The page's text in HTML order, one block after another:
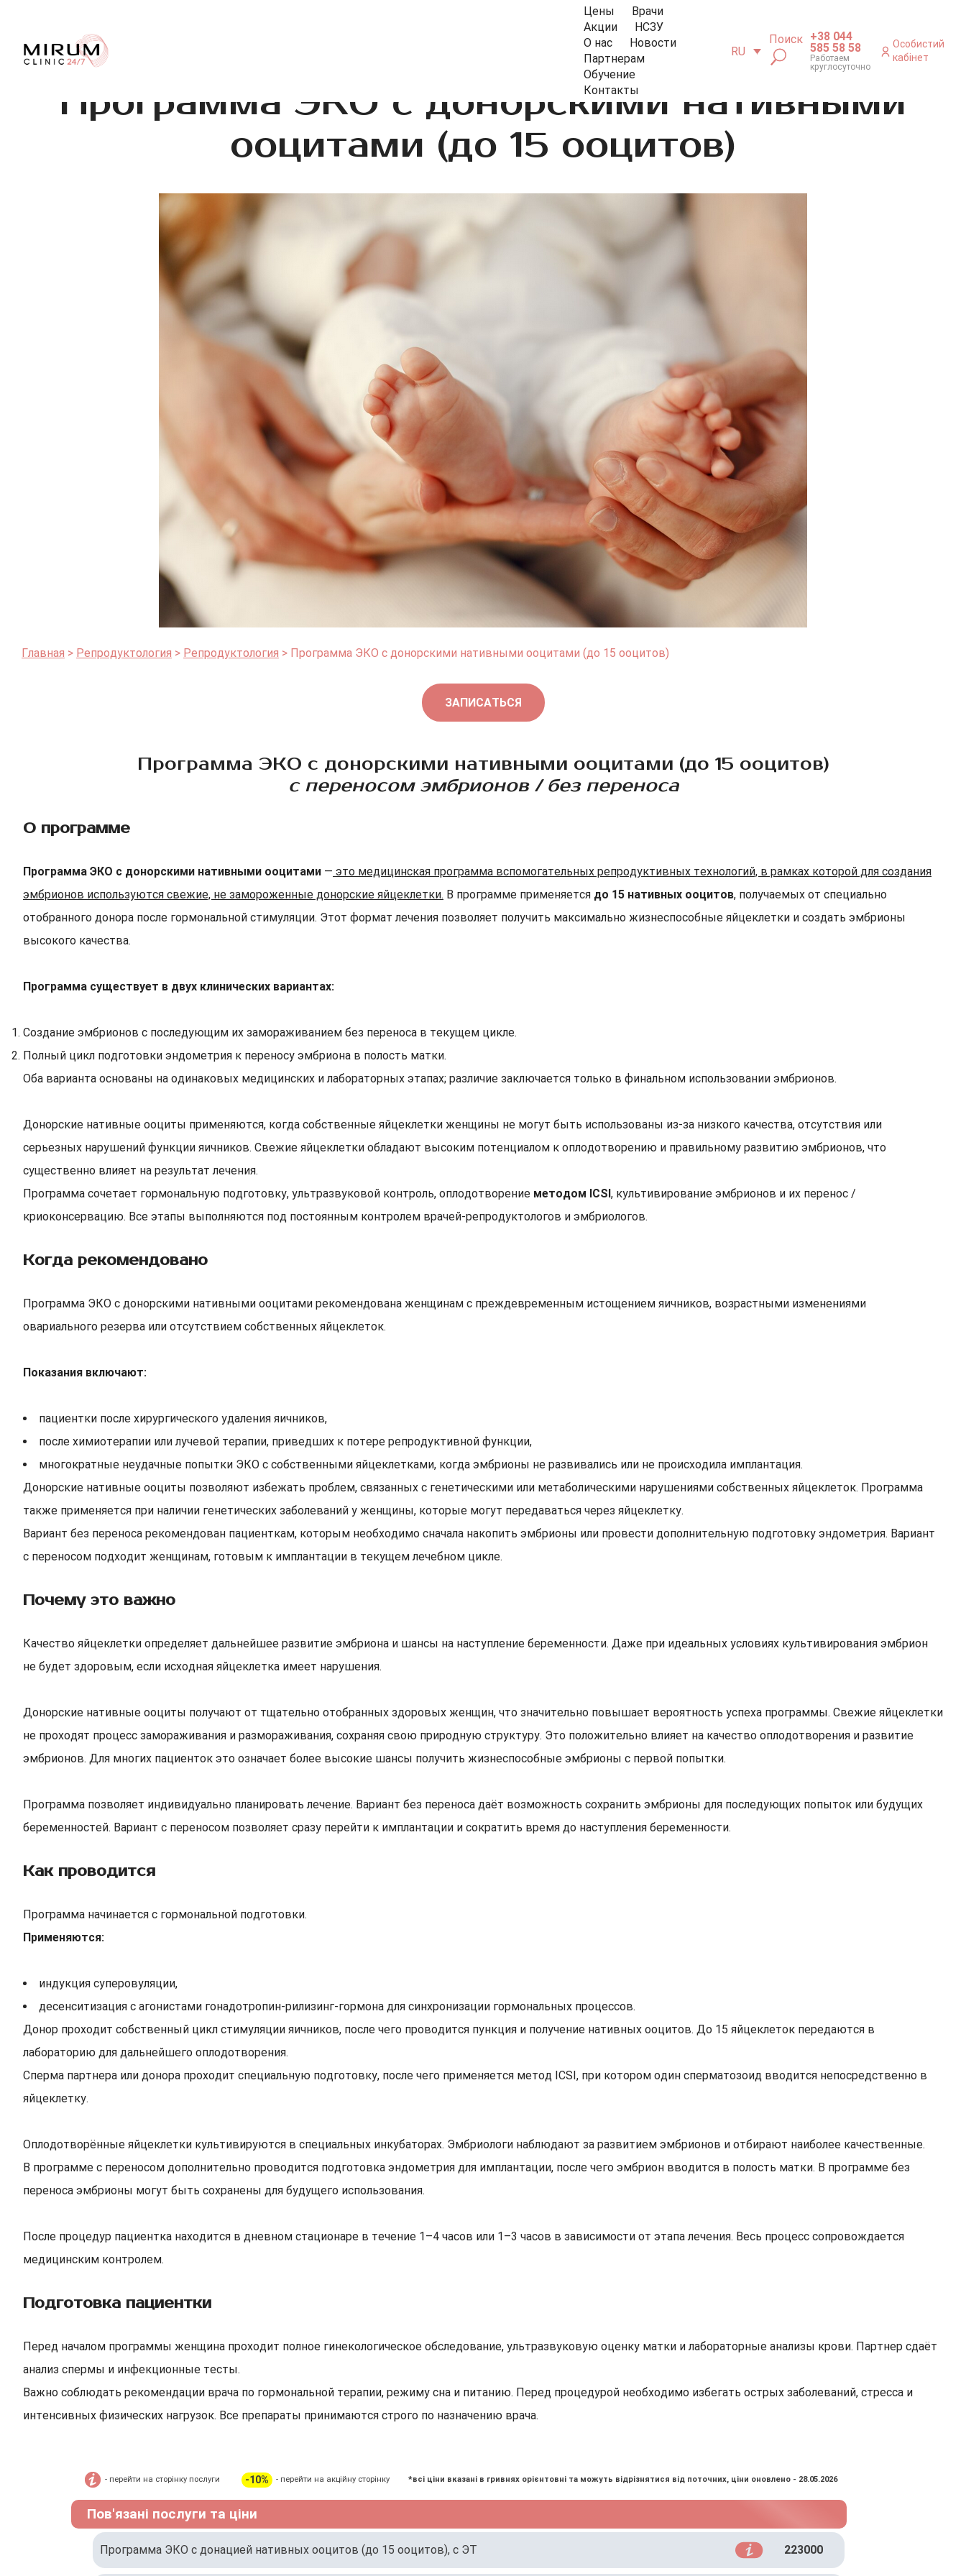
Цены
Врачи
Акции
НСЗУ
О нас
Новости
Партнерам
Обучение
Контакты
RU
Поиск +38 044
585 58 58
Работаем
круглосуточно
Особистий
кабінет
Программа ЭКО с донорскими нативными
ооцитами (до 15 ооцитов)
Главная Репродуктология Репродуктология Программа ЭКО с донорскими нативными ооцитами (до 15 ооцитов)
ЗАПИСАТЬСЯ
Программа ЭКО с донорскими нативными ооцитами (до 15 ооцитов)
с переносом эмбрионов / без переноса
О программе
Программа ЭКО с донорскими нативными ооцитами — это медицинская программа вспомогательных репродуктивных технологий, в рамках которой для создания
эмбрионов используются свежие, не замороженные донорские яйцеклетки. В программе применяется до 15 нативных ооцитов, получаемых от специально
отобранного донора после гормональной стимуляции. Этот формат лечения позволяет получить максимально жизнеспособные яйцеклетки и создать эмбрионы
высокого качества.
Программа существует в двух клинических вариантах:
Создание эмбрионов с последующим их замораживанием без переноса в текущем цикле.
Полный цикл подготовки эндометрия к переносу эмбриона в полость матки.
Оба варианта основаны на одинаковых медицинских и лабораторных этапах; различие заключается только в финальном использовании эмбрионов.
Донорские нативные ооциты применяются, когда собственные яйцеклетки женщины не могут быть использованы из-за низкого качества, отсутствия или
серьезных нарушений функции яичников. Свежие яйцеклетки обладают высоким потенциалом к оплодотворению и правильному развитию эмбрионов, что
существенно влияет на результат лечения.
Программа сочетает гормональную подготовку, ультразвуковой контроль, оплодотворение методом ICSI, культивирование эмбрионов и их перенос /
криоконсервацию. Все этапы выполняются под постоянным контролем врачей-репродуктологов и эмбриологов.
Когда рекомендовано
Программа ЭКО с донорскими нативными ооцитами рекомендована женщинам с преждевременным истощением яичников, возрастными изменениями
овариального резерва или отсутствием собственных яйцеклеток.
Показания включают:
пациентки после хирургического удаления яичников,
после химиотерапии или лучевой терапии, приведших к потере репродуктивной функции,
многократные неудачные попытки ЭКО с собственными яйцеклетками, когда эмбрионы не развивались или не происходила имплантация.
Донорские нативные ооциты позволяют избежать проблем, связанных с генетическими или метаболическими нарушениями собственных яйцеклеток. Программа
также применяется при наличии генетических заболеваний у женщины, которые могут передаваться через яйцеклетку.
Вариант без переноса рекомендован пациенткам, которым необходимо сначала накопить эмбрионы или провести дополнительную подготовку эндометрия. Вариант
с переносом подходит женщинам, готовым к имплантации в текущем лечебном цикле.
Почему это важно
Качество яйцеклетки определяет дальнейшее развитие эмбриона и шансы на наступление беременности. Даже при идеальных условиях культивирования эмбрион
не будет здоровым, если исходная яйцеклетка имеет нарушения.
Донорские нативные ооциты получают от тщательно отобранных здоровых женщин, что значительно повышает вероятность успеха программы. Свежие яйцеклетки
не проходят процесс замораживания и размораживания, сохраняя свою природную структуру. Это положительно влияет на качество оплодотворения и развитие
эмбрионов. Для многих пациенток это означает более высокие шансы получить жизнеспособные эмбрионы с первой попытки.
Программа позволяет индивидуально планировать лечение. Вариант без переноса даёт возможность сохранить эмбрионы для последующих попыток или будущих
беременностей. Вариант с переносом позволяет сразу перейти к имплантации и сократить время до наступления беременности.
Как проводится
Программа начинается с гормональной подготовки.
Применяются:
индукция суперовуляции,
десенситизация с агонистами гонадотропин-рилизинг-гормона для синхронизации гормональных процессов.
Донор проходит собственный цикл стимуляции яичников, после чего проводится пункция и получение нативных ооцитов. До 15 яйцеклеток передаются в
лабораторию для дальнейшего оплодотворения.
Сперма партнера или донора проходит специальную подготовку, после чего применяется метод ICSI, при котором один сперматозоид вводится непосредственно в
яйцеклетку.
Оплодотворённые яйцеклетки культивируются в специальных инкубаторах. Эмбриологи наблюдают за развитием эмбрионов и отбирают наиболее качественные.
В программе с переносом дополнительно проводится подготовка эндометрия для имплантации, после чего эмбрион вводится в полость матки. В программе без
переноса эмбрионы могут быть сохранены для будущего использования.
После процедур пациентка находится в дневном стационаре в течение 1–4 часов или 1–3 часов в зависимости от этапа лечения. Весь процесс сопровождается
медицинским контролем.
Подготовка пациентки
Перед началом программы женщина проходит полное гинекологическое обследование, ультразвуковую оценку матки и лабораторные анализы крови. Партнер сдаёт
анализ спермы и инфекционные тесты.
Важно соблюдать рекомендации врача по гормональной терапии, режиму сна и питанию. Перед процедурой необходимо избегать острых заболеваний, стресса и
интенсивных физических нагрузок. Все препараты принимаются строго по назначению врача.
- перейти на сторінку послуги -10% - перейти на акційну сторінку *всі ціни вказані в гривнях орієнтовні та можуть відрізнятися від поточних, ціни оновлено - 28.05.2026
Пов'язані послуги та ціни
Программа ЭКО с донацией нативных ооцитов (до 15 ооцитов), с ЭТ 223000